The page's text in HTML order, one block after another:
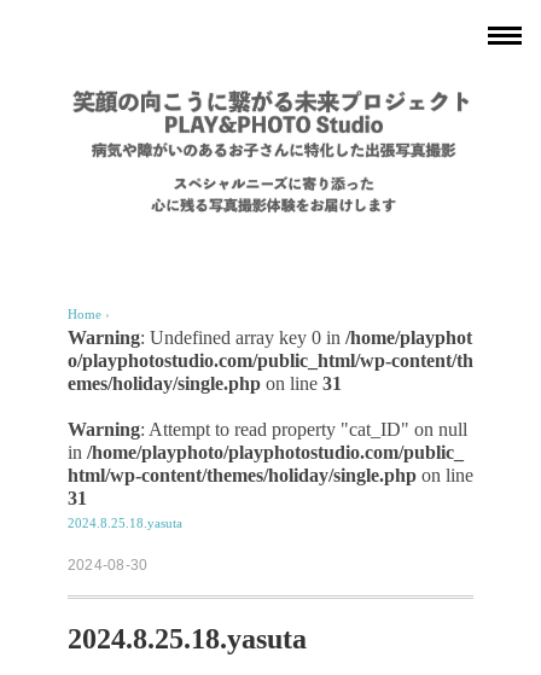
Home ›
Warning: Undefined array key 0 in /home/playphot
o/playphotostudio.com/public_html/wp-content/th
emes/holiday/single.php on line 31
Warning: Attempt to read property "cat_ID" on null
in /home/playphoto/playphotostudio.com/public_
html/wp-content/themes/holiday/single.php on line
31
2024.8.25.18.yasuta
2024-08-30
2024.8.25.18.yasuta